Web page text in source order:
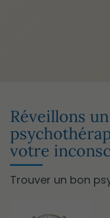
Réveillons
votre
Trouver un bon